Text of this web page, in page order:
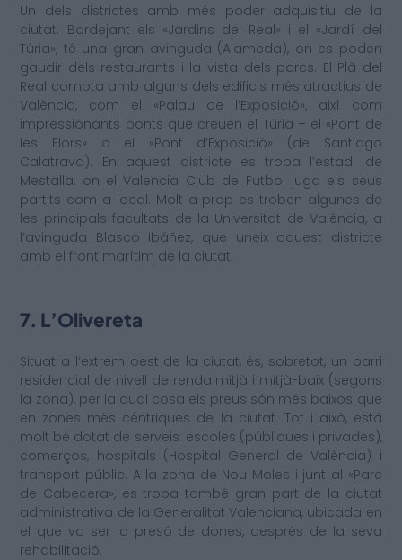
Un dels districtes amb més poder adquisitiu de la
ciutat. Bordejant els «Jardins del Real» i el «Jardí del
Túria», té una gran avinguda (Alameda), on es poden
gaudir dels restaurants i la vista dels parcs. El Plà del
Real compta amb alguns dels edificis més atractius de
València, com el «Palau de l’Exposició», així com
impressionants ponts que creuen el Túria – el «Pont de
les Flors» o el «Pont d’Exposició» (de Santiago
Calatrava). En aquest districte es troba l’estadi de
Mestalla, on el Valencia Club de Futbol juga els seus
partits com a local. Molt a prop es troben algunes de
les principals facultats de la Universitat de València, a
l’avinguda Blasco Ibáñez, que uneix aquest districte
amb el front marítim de la ciutat.
7. L’Olivereta
Situat a l’extrem oest de la ciutat, és, sobretot, un barri
residencial de nivell de renda mitjà i mitjà-baix (segons
la zona), per la qual cosa els preus són més baixos que
en zones més cèntriques de la ciutat. Tot i això, està
molt bé dotat de serveis: escoles (públiques i privades),
comerços, hospitals (Hospital General de València) i
transport públic. A la zona de Nou Moles i junt al «Parc
de Cabecera», es troba també gran part de la ciutat
administrativa de la Generalitat Valenciana, ubicada en
el que va ser la presó de dones, després de la seva
rehabilitació.